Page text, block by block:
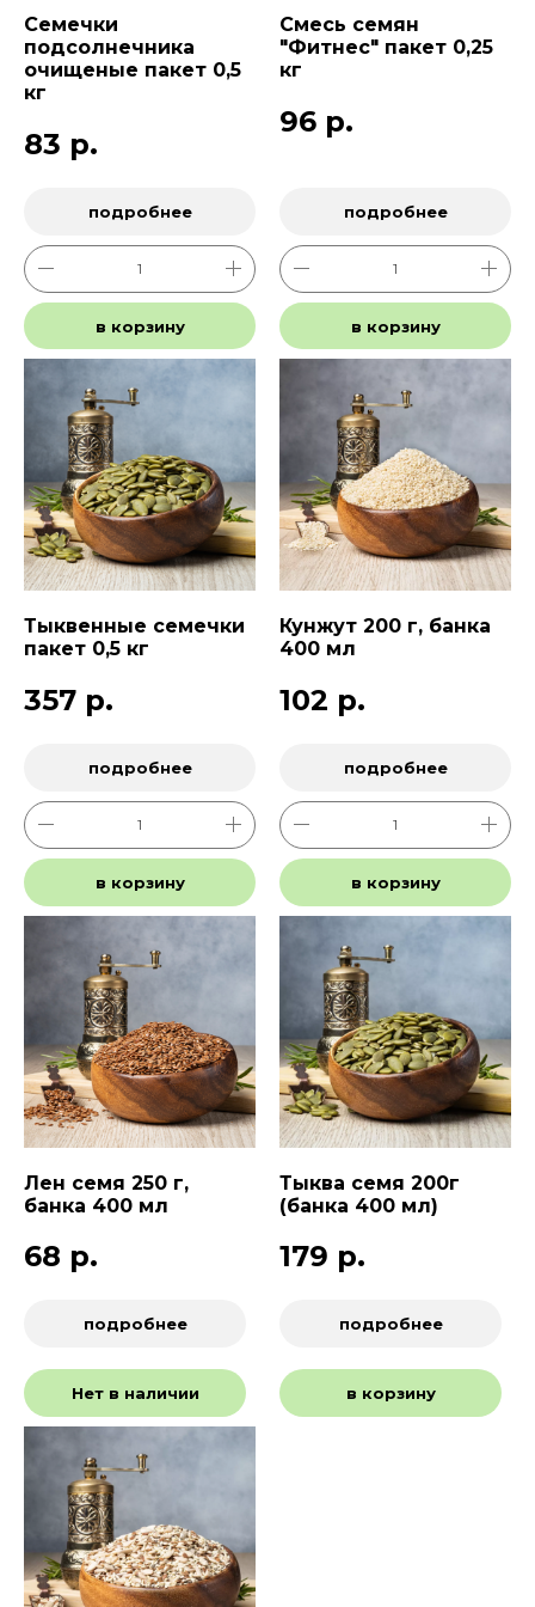
Семечки
подсолнечника
очищеные пакет 0,5
кг
83 р.
подробнее
в корзину
Смесь семян
"Фитнес" пакет 0,25
кг
96 р.
подробнее
в корзину
Тыквенные семечки
пакет 0,5 кг
357 р.
подробнее
в корзину
Кунжут 200 г, банка
400 мл
102 р.
подробнее
в корзину
Лен семя 250 г,
банка 400 мл
68 р.
подробнее
Нет в наличии
Тыква семя 200г
(банка 400 мл)
179 р.
подробнее
в корзину